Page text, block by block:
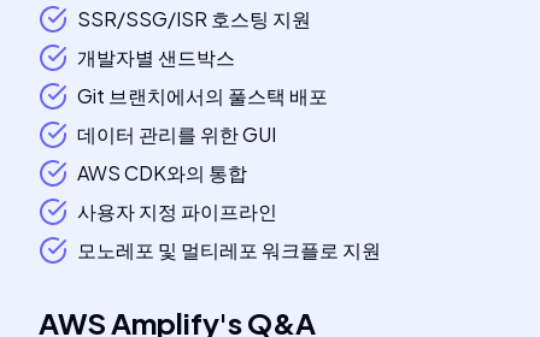
SSR/SSG/ISR 호스팅 지원
개발자별 샌드박스
Git 브랜치에서의 풀스택 배포
데이터 관리를 위한 GUI
AWS CDK와의 통합
사용자 지정 파이프라인
모노레포 및 멀티레포 워크플로 지원
AWS Amplify'sQ&A